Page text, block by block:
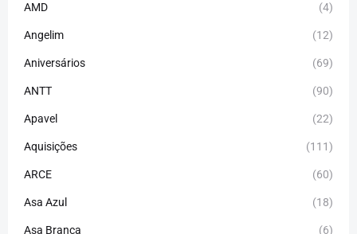
AMD (4)
Angelim (12)
Aniversários (69)
ANTT (90)
Apavel (22)
Aquisições (111)
ARCE (60)
Asa Azul (18)
Asa Branca (6)